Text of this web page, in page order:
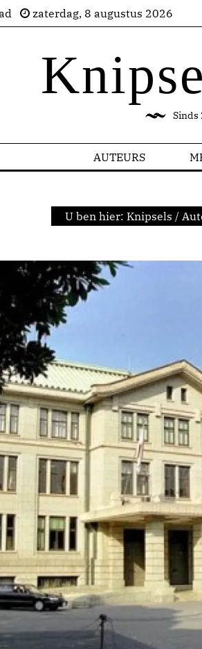
zaterdag, 8 augustus 2026
Sinds
AUTEURS
U ben hier: Knipsels /